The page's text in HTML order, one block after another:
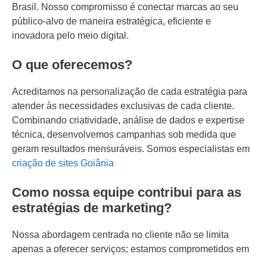
Brasil. Nosso compromisso é conectar marcas ao seu
público-alvo de maneira estratégica, eficiente e
inovadora pelo meio digital.
O que oferecemos?
Acreditamos na personalização de cada estratégia para
atender às necessidades exclusivas de cada cliente.
Combinando criatividade, análise de dados e expertise
técnica, desenvolvemos campanhas sob medida que
geram resultados mensuráveis. Somos especialistas em
criação de sites Goiânia
Como nossa equipe contribui para as
estratégias de marketing?
Nossa abordagem centrada no cliente não se limita
apenas a oferecer serviços; estamos comprometidos em